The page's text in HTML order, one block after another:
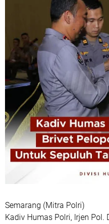
Semarang (Mitra Polri)
Kadiv Humas Polri, Irjen Pol.